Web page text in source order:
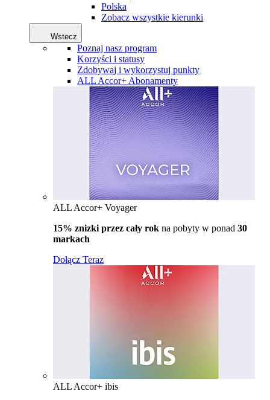
Polska
Zobacz wszystkie kierunki
Wstecz
Poznaj nasz program
Korzyści i statusy
Zdobywaj i wykorzystuj punkty
ALL Accor+ Abonamenty
ALL Accor+ Voyager
15% znizki przez cały rok na pobyty w ponad 30
markach
Dołącz Teraz
ALL Accor+ ibis